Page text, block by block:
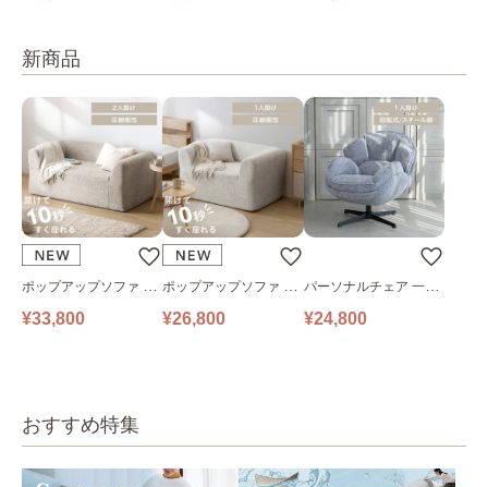
新商品
ポップアップソファ ソ
ファ フロアソファ 幅14
¥33,800
ポップアップソファ ソ
ファ フロアソファ 幅10
¥26,800
パーソナルチェア 一人
掛けソファ O’HANA ソ
¥24,800
おすすめ特集